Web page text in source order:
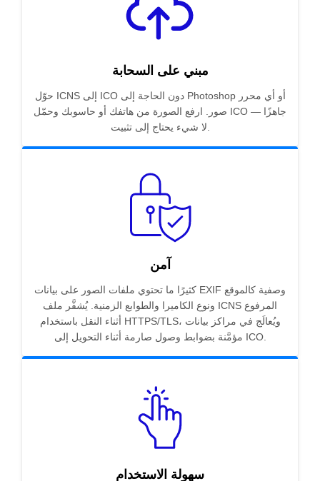
مبني على السحابة
حوّل ICNS إلى ICO دون الحاجة إلى Photoshop أو أي محرر
صور. ارفع الصورة من هاتفك أو حاسوبك وحمّل ICO جاهزًا —
لا شيء يحتاج إلى تثبيت.
آمن
كثيرًا ما تحتوي ملفات الصور على بيانات EXIF وصفية كالموقع
ونوع الكاميرا والطوابع الزمنية. يُشفَّر ملف ICNS المرفوع
أثناء النقل باستخدام HTTPS/TLS، ويُعالَج في مراكز بيانات
مؤمَّنة بضوابط وصول صارمة أثناء التحويل إلى ICO.
سهولة الاستخدام